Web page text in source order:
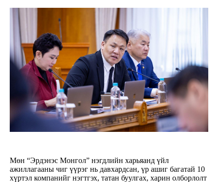
Мөн “Эрдэнэс Монгол” нэгдлийн харьяанд үйл
ажиллагааны чиг үүрэг нь давхардсан, үр ашиг багатай 10
хүртэл компанийг нэгтгэх, татан буулгах, харин олборлолт